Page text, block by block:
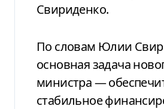
Свириденко.
По словам Юлии
основная задача
министра —
стабильное